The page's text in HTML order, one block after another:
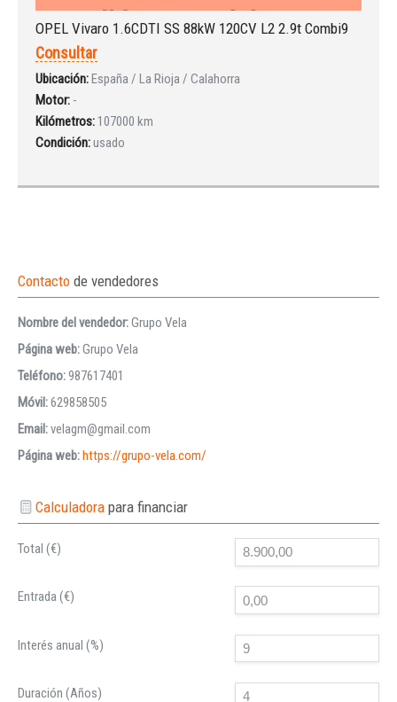
OPEL Vivaro 1.6CDTI SS 88kW 120CV L2 2.9t Combi9
Consultar
Ubicación:España / La Rioja / Calahorra
Motor: -
Kilómetros: 107000 km
Condición:usado
Contacto de vendedores
Nombre del vendedor:Grupo Vela
Página web:Grupo Vela
Teléfono:987617401
Móvil:629858505
Email:velagm@gmail.com
Página web:https://grupo-vela.com/
Calculadorapara financiar
Total (€)
Entrada (€)
Interés anual (%)
Duración (Años)